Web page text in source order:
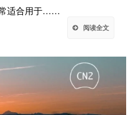
适合用于……
阅读全文